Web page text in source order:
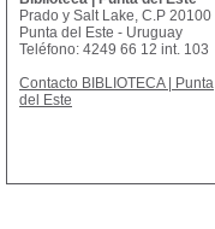
Prado y Salt Lake, C.P 20100
Punta del Este - Uruguay
Teléfono: 4249 66 12 int. 103
Contacto BIBLIOTECA | Punta
del Este